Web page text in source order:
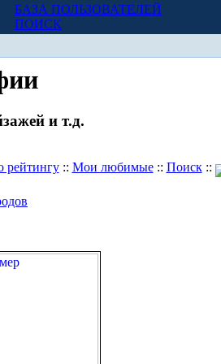
БАЗА ПОЛЬЗОВАТЕЛЕЙ
ПОИСК
и т.д.
рейтингу:: Мои любимые:: Поиск::